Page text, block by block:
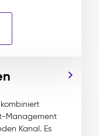
Management
Kanal. Es